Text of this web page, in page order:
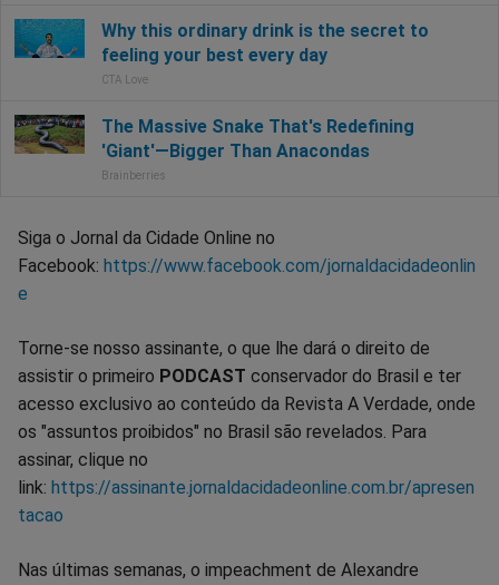
Siga o Jornal da Cidade Online no
Facebook: https://www.facebook.com/jornaldacidadeonlin
e
Torne-se nosso assinante, o que lhe dará o direito de
assistir o primeiro PODCAST conservador do Brasil e ter
acesso exclusivo ao conteúdo da Revista A Verdade, onde
os "assuntos proibidos" no Brasil são revelados. Para
assinar, clique no
link: https://assinante.jornaldacidadeonline.com.br/apresen
tacao
Nas últimas semanas, o impeachment de Alexandre